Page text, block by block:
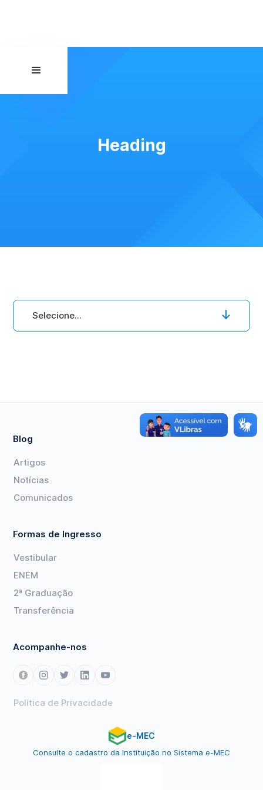
Heading
Selecione...
Blog
Artigos
Notícias
Comunicados
Formas de Ingresso
Vestibular
ENEM
2ª Graduação
Transferência
Acompanhe-nos
Política de Privacidade
e-MEC
Consulte o cadastro da Instituição no Sistema e-MEC